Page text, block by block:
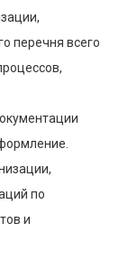
перечня всего
по
и